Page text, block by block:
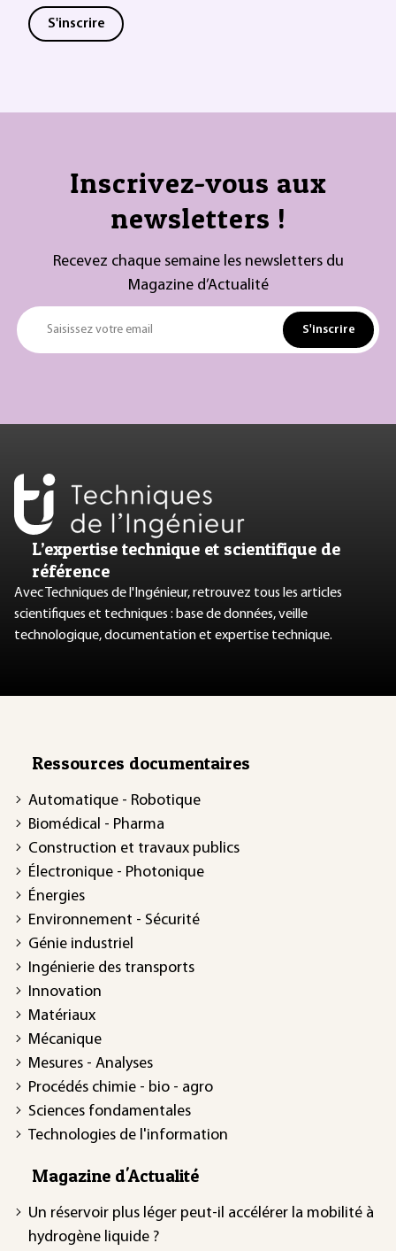
S'inscrire
Inscrivez-vous aux
newsletters !
Recevez chaque semaine les newsletters du
Magazine d’Actualité
Saisissez votre email S'inscrire
L’expertise technique et scientifique de
référence
Avec Techniques de l'Ingénieur, retrouvez tous les articles
scientifiques et techniques : base de données, veille
technologique, documentation et expertise technique.
Ressources documentaires
Automatique - Robotique
Biomédical - Pharma
Construction et travaux publics
Électronique - Photonique
Énergies
Environnement - Sécurité
Génie industriel
Ingénierie des transports
Innovation
Matériaux
Mécanique
Mesures - Analyses
Procédés chimie - bio - agro
Sciences fondamentales
Technologies de l'information
Magazine d'Actualité
Un réservoir plus léger peut-il accélérer la mobilité à
hydrogène liquide ?